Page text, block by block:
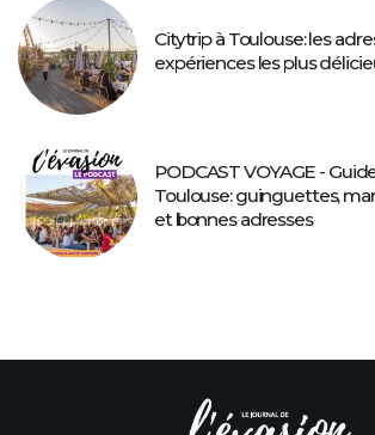
Citytrip à Toulouse: les
expériences les plus
PODCAST VOYAGE -
Toulouse: guinguettes,
et bonnes adresses